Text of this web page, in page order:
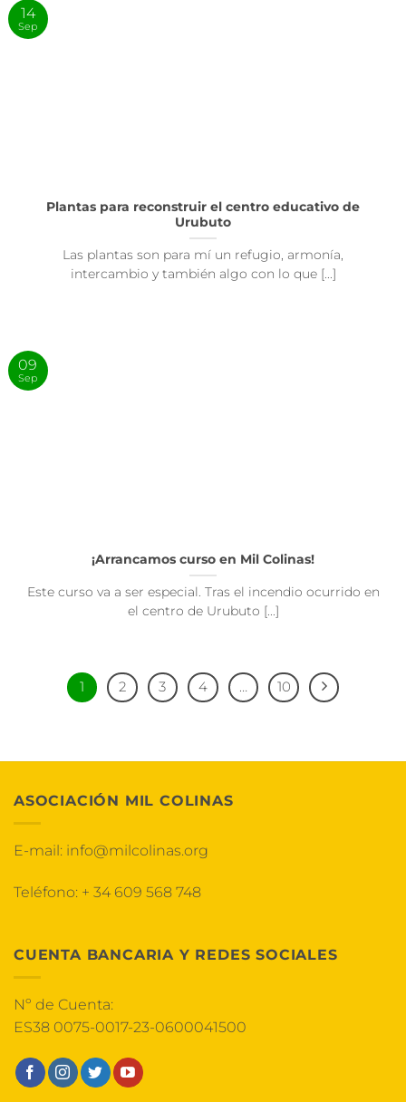
Plantas para reconstruir el centro educativo de
Urubuto
Las plantas son para mí un refugio, armonía,
intercambio y también algo con lo que [...]
14
Sep
¡Arrancamos curso en Mil Colinas!
Este curso va a ser especial. Tras el incendio ocurrido en
el centro de Urubuto [...]
09
Sep
1 2 3 4 10
ASOCIACIÓN MIL COLINAS
E-mail: info@milcolinas.org
Teléfono: + 34 609 568 748
CUENTA BANCARIA Y REDES SOCIALES
Nº de Cuenta:
ES38 0075-0017-23-0600041500